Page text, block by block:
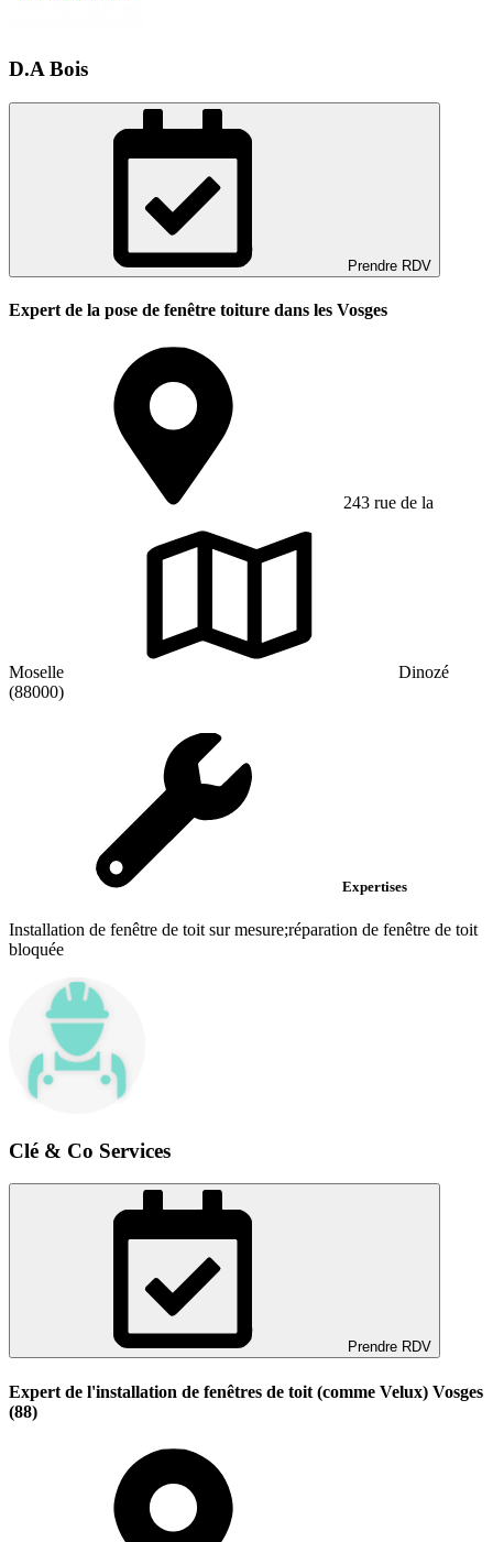
D.A Bois
Prendre RDV
Expert de la pose de fenêtre toiture dans les Vosges
243 rue de la
Moselle
Dinozé
(88000)
Expertises
Installation de fenêtre de toit sur mesure;réparation de fenêtre de toit
bloquée
Clé & Co Services
Prendre RDV
Expert de l'installation de fenêtres de toit (comme Velux) Vosges
(88)